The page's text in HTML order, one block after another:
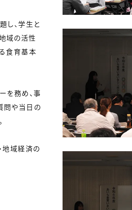
し、学生と
域の活性
食育基本
を務め、事
問や当日の
地域経済の